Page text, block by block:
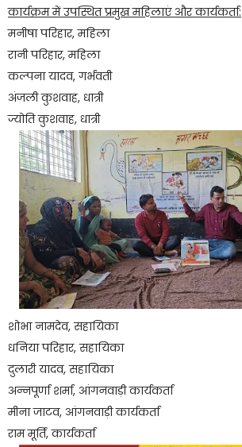
कार्यक्रम में उपस्थित प्रमुख महिलाएं और कार्यकर्ता:
मनीषा परिहार, महिला
रानी परिहार, महिला
कल्पना यादव, गर्भवती
अंजली कुशवाह, धात्री
ज्योति कुशवाह, धात्री
शोभा नामदेव, सहायिका
धनिया परिहार, सहायिका
दुलारी यादव, सहायिका
अन्नपूर्णा शर्मा, आंगनवाड़ी कार्यकर्ता
मीना जाटव, आंगनवाड़ी कार्यकर्ता
राम मूर्ति, कार्यकर्ता